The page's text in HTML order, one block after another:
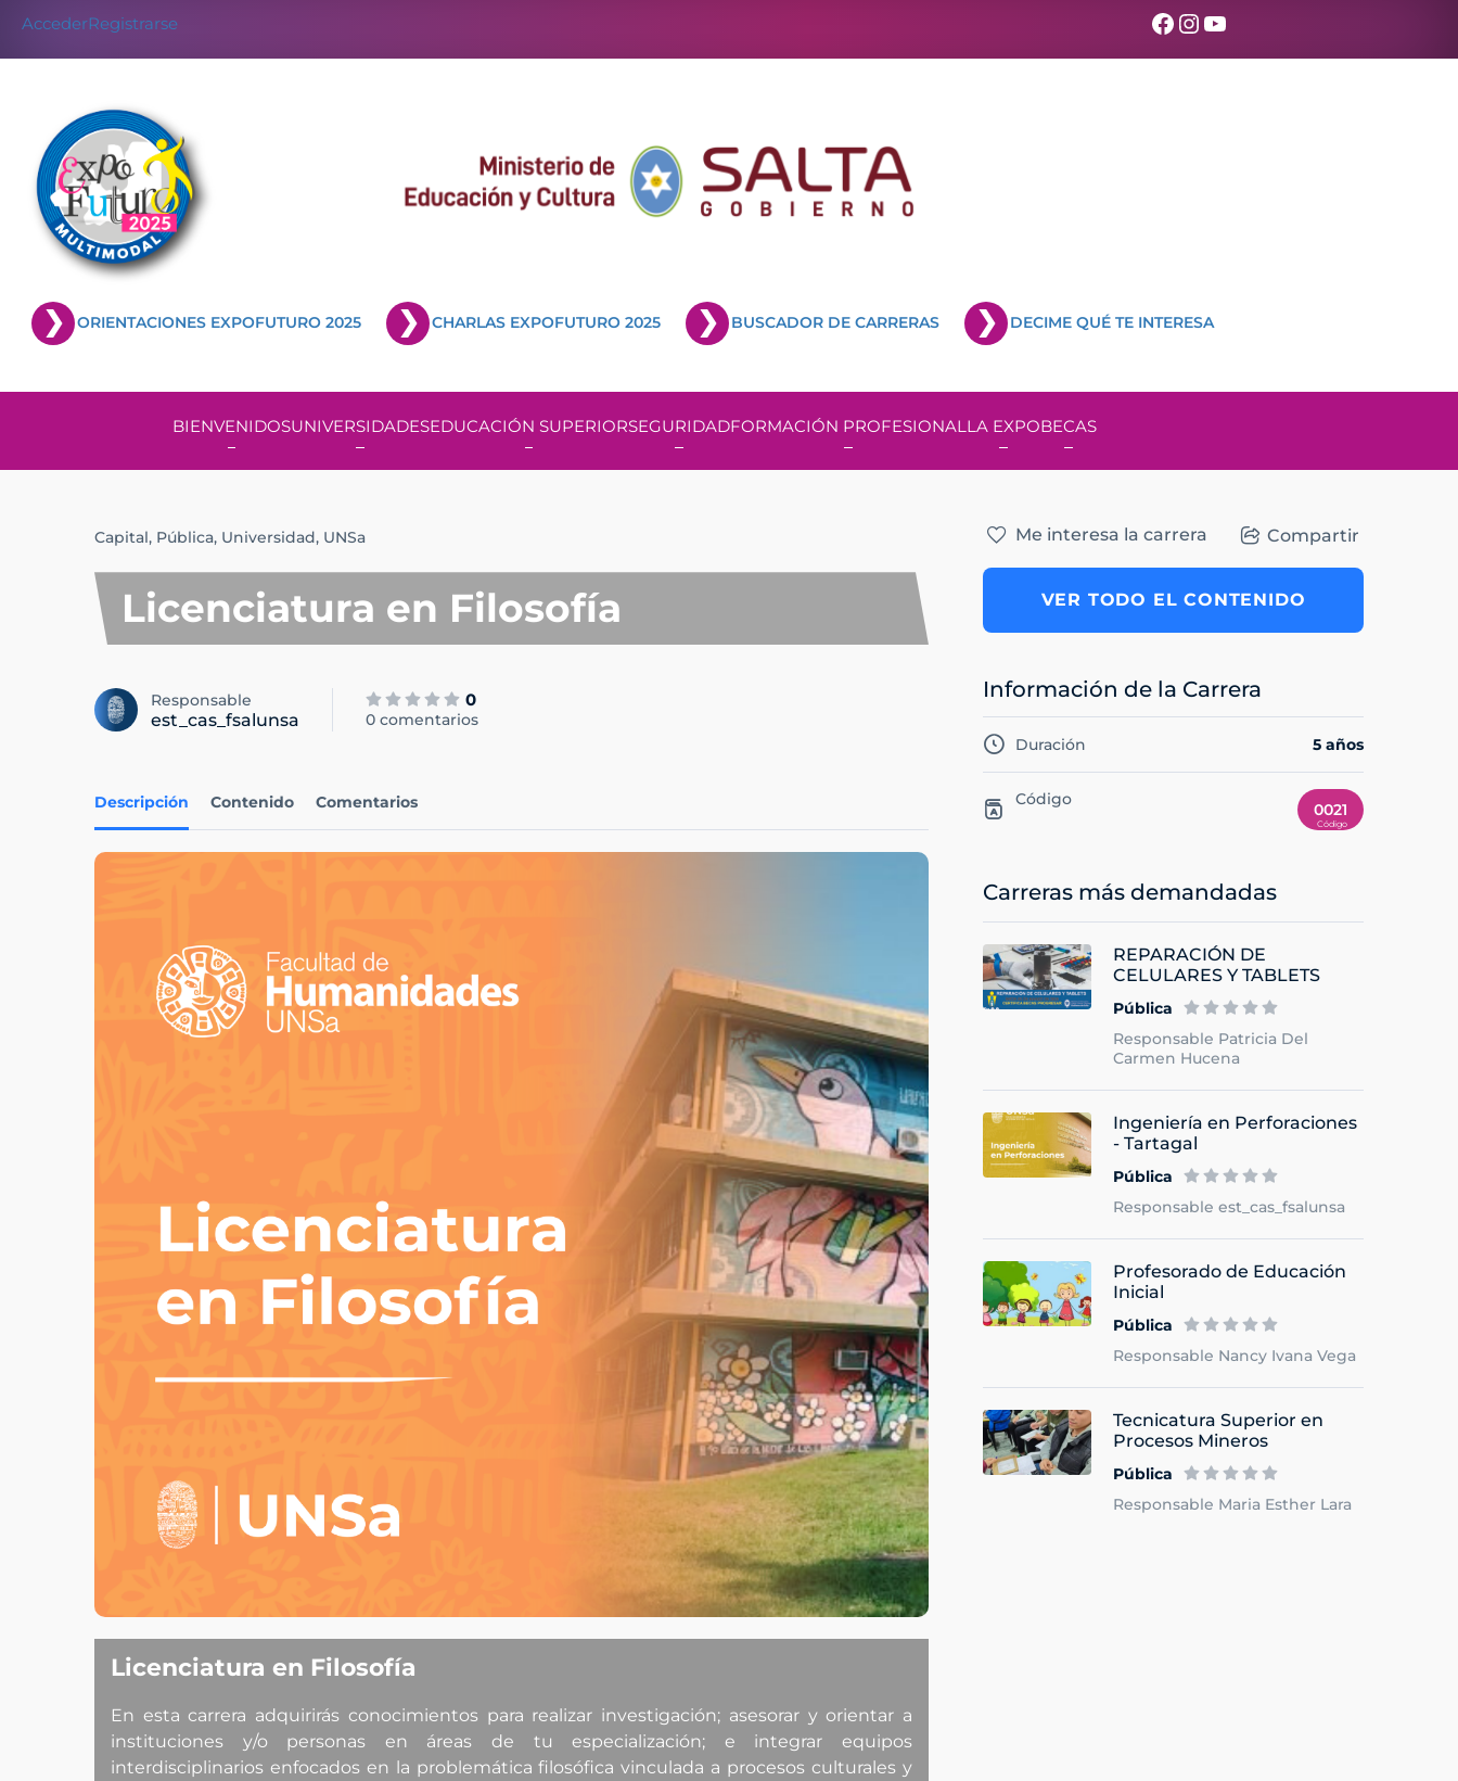
AccederRegistrarse Facebook
Instagram
YouTube
ORIENTACIONES EXPOFUTURO 2025 CHARLAS EXPOFUTURO 2025 BUSCADOR DE CARRERAS DECIME QUÉ TE INTERESA
BIENVENIDOSUNIVERSIDADESEDUCACIÓN SUPERIORSEGURIDADFORMACIÓN PROFESIONALLA EXPOBECAS
Capital, Pública, Universidad, UNSa
Licenciatura en Filosofía
Responsable
est_cas_fsalunsa
0
0 comentarios
Descripción Contenido Comentarios
Licenciatura en Filosofía
En esta carrera adquirirás conocimientos para realizar investigación; asesorar y orientar a
instituciones y/o personas en áreas de tu especialización; e integrar equipos
interdisciplinarios enfocados en la problemática filosófica vinculada a procesos culturales y
Me interesa la carrera Compartir
VER TODO EL CONTENIDO
Información de la Carrera
Duración 5 años
Código
0021
Carreras más demandadas
REPARACIÓN DE
CELULARES Y TABLETS
Pública
Responsable Patricia Del
Carmen Hucena
Ingeniería en Perforaciones
- Tartagal
Pública
Responsable est_cas_fsalunsa
Profesorado de Educación
Inicial
Pública
Responsable Nancy Ivana Vega
Tecnicatura Superior en
Procesos Mineros
Pública
Responsable Maria Esther Lara